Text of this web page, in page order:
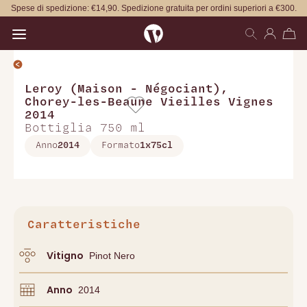
Spese di spedizione: €14,90. Spedizione gratuita per ordini superiori a €300.
Leroy (Maison - Négociant) ,
Chorey-les-Beaune Vieilles Vignes
2014
Bottiglia 750 ml
Anno2014 Formato1x75cl
Caratteristiche
Vitigno Pinot Nero
Anno 2014